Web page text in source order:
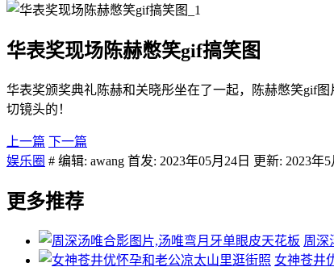
华表奖现场陈赫憋笑gif搞笑图
华表奖颁奖典礼陈赫和关晓彤坐在了一起，陈赫憋笑gif
切镜头的！
上一篇 下一篇
娱乐圈 # 编辑: awang 首发: 2023年05月24日 更新: 2023年5
更多推荐
周深
女神苍井